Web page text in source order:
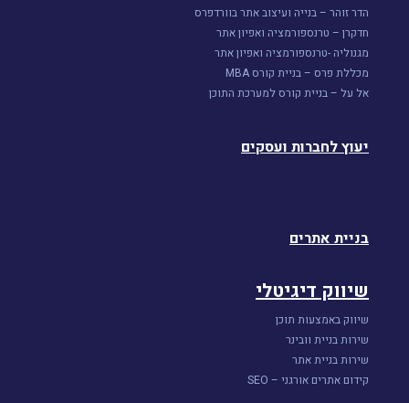
הדר זוהר – בנייה ועיצוב אתר בוורדפרס
חדקרן – טרנספורמציה ואפיון אתר
מגנוליה -טרנספורמציה ואפיון אתר
מכללת פרס – בניית קורס MBA
אל על – בניית קורס למערכת התוכן
יעוץ לחברות ועסקים
בניית אתרים
שיווק דיגיטלי
שיווק באמצעות תוכן
שירות בניית וובינר
שירות בניית אתר
קידום אתרים אורגני – SEO